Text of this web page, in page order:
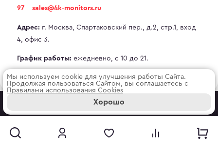
97
sales@4k-monitors.ru
Адрес: г. Москва, Спартаковский пер., д.2, стр.1, вход
4, офис 3.
График работы: ежедневно, с 10 до 21.
Мы используем cookie для улучшения работы Сайта.
Продолжая пользоваться Сайтом, вы соглашаетесь с
Правилами использования Cооkies
Хорошо